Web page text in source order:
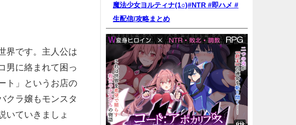
界です。主人公は
男に絡まれて困っ
ト」というお店の
クラ嬢もモンスタ
いていきましょ
魔法少女ヨルティナ(1○)#NTR #即ハメ #
生配信/攻略まとめ